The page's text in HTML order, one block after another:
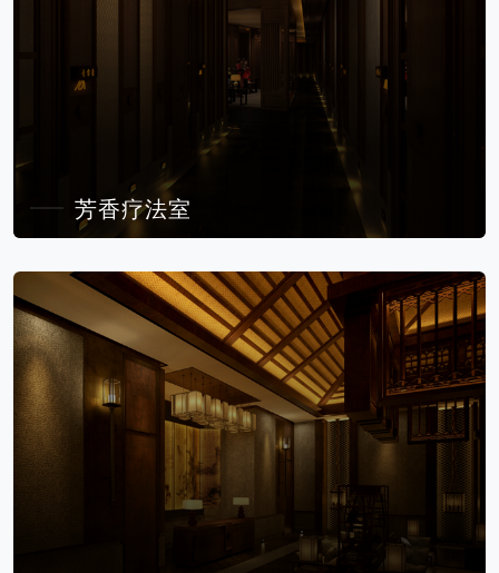
芳香疗法室